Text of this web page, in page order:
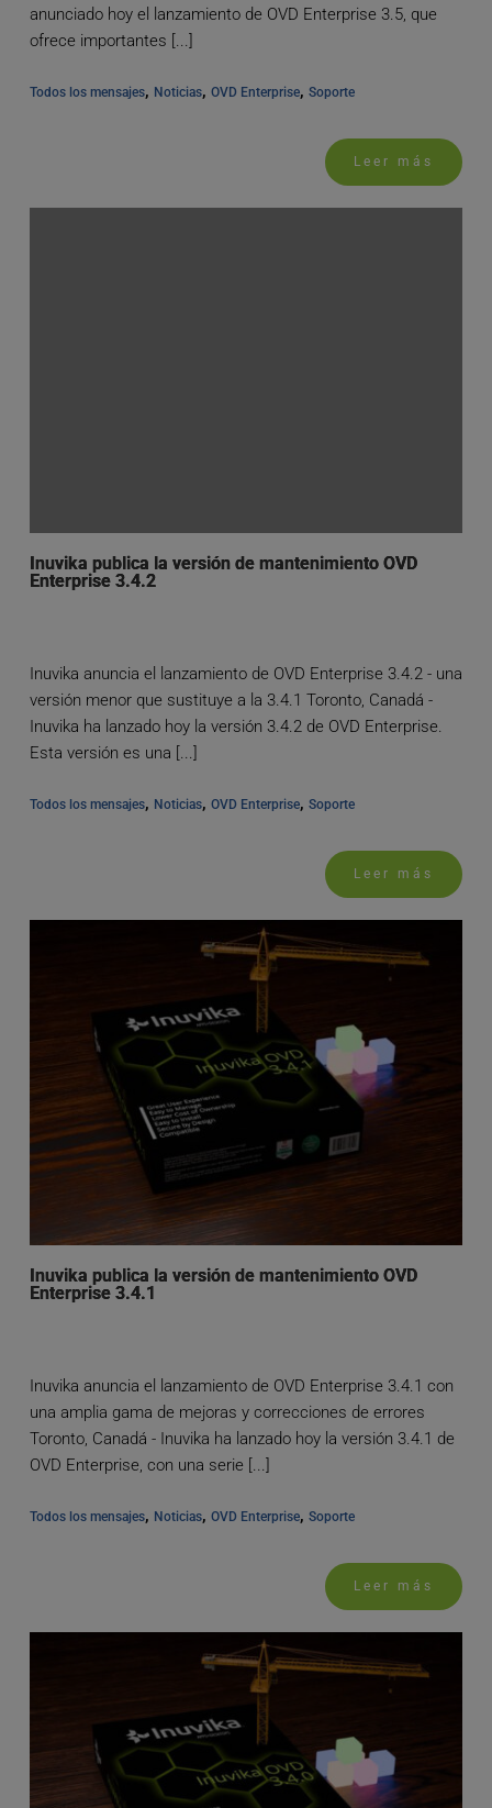
anunciado hoy el lanzamiento de OVD Enterprise 3.5, que
ofrece importantes [...]
Todos los mensajes, Noticias, OVD Enterprise, Soporte
Leer más
Inuvika publica la versión de mantenimiento OVD
Enterprise 3.4.2
Inuvika anuncia el lanzamiento de OVD Enterprise 3.4.2 - una
versión menor que sustituye a la 3.4.1 Toronto, Canadá -
Inuvika ha lanzado hoy la versión 3.4.2 de OVD Enterprise.
Esta versión es una [...]
Todos los mensajes, Noticias, OVD Enterprise, Soporte
Leer más
Inuvika publica la versión de mantenimiento OVD
Enterprise 3.4.1
Inuvika anuncia el lanzamiento de OVD Enterprise 3.4.1 con
una amplia gama de mejoras y correcciones de errores
Toronto, Canadá - Inuvika ha lanzado hoy la versión 3.4.1 de
OVD Enterprise, con una serie [...]
Todos los mensajes, Noticias, OVD Enterprise, Soporte
Leer más